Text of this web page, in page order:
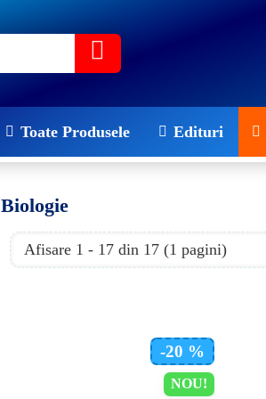
Toate Produsele Edituri
Biologie
Afisare 1 - 17 din 17 (1 pagini)
NOU!
-20 %